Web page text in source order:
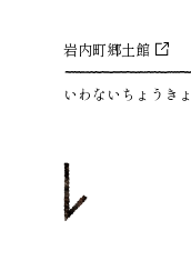
岩内町郷土館
いわないちょうき